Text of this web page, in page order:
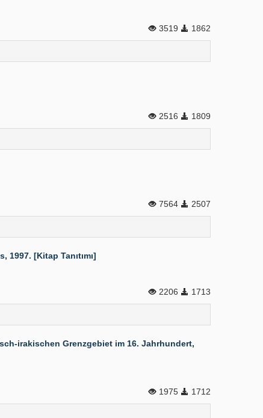
3519 1862
2516 1809
7564 2507
[Kitap Tanıtımı]
2206 1713
irakischen Grenzgebiet im 16. Jahrhundert,
1975 1712